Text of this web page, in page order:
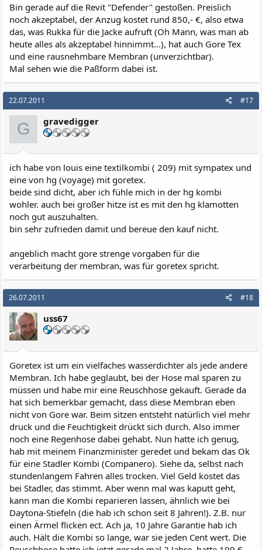
Bin gerade auf die Revit "Defender" gestoßen. Preislich
noch akzeptabel, der Anzug kostet rund 850,- €, also etwa
das, was Rukka für die Jacke aufruft (Oh Mann, was man ab
heute alles als akzeptabel hinnimmt...), hat auch Gore Tex
und eine rausnehmbare Membran (unverzichtbar).
Mal sehen wie die Paßform dabei ist.
22.07.2011 #17
G gravedigger
ich habe von louis eine textilkombi ( 209) mit sympatex und
eine von hg (voyage) mit goretex.
beide sind dicht, aber ich fühle mich in der hg kombi
wohler. auch bei großer hitze ist es mit den hg klamotten
noch gut auszuhalten.
bin sehr zufrieden damit und bereue den kauf nicht.
angeblich macht gore strenge vorgaben für die
verarbeitung der membran, was für goretex spricht.
26.07.2011 #18
uss67
Goretex ist um ein vielfaches wasserdichter als jede andere
Membran. Ich habe geglaubt, bei der Hose mal sparen zu
müssen und habe mir eine Reuschhose gekauft. Gerade da
hat sich bemerkbar gemacht, dass diese Membran eben
nicht von Gore war. Beim sitzen entsteht natürlich viel mehr
druck und die Feuchtigkeit drückt sich durch. Also immer
noch eine Regenhose dabei gehabt. Nun hatte ich genug,
hab mit meinem Finanzminister geredet und bekam das Ok
für eine Stadler Kombi (Companero). Siehe da, selbst nach
stundenlangem Fahren alles trocken. Viel Geld kostet das
bei Stadler, das stimmt. Aber wenn mal was kaputt geht,
kann man die Kombi reparieren lassen, ähnlich wie bei
Daytona-Stiefeln (die hab ich schon seit 8 Jahren!). Z.B. nur
einen Ärmel flicken ect. Ach ja, 10 Jahre Garantie hab ich
auch. Hält die Kombi so lange, war sie jeden Cent wert. Die